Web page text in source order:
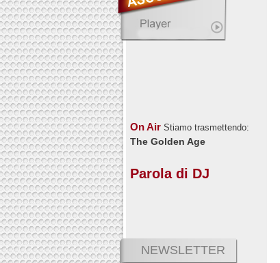
On Air Stiamo trasmettendo:
The Golden Age
Parola di DJ
NEWSLETTER